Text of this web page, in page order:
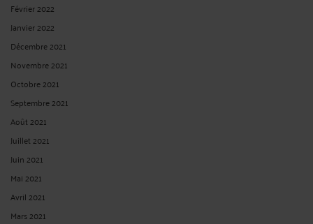
Février 2022
Janvier 2022
Décembre 2021
Novembre 2021
Octobre 2021
Septembre 2021
Août 2021
Juillet 2021
Juin 2021
Mai 2021
Avril 2021
Mars 2021